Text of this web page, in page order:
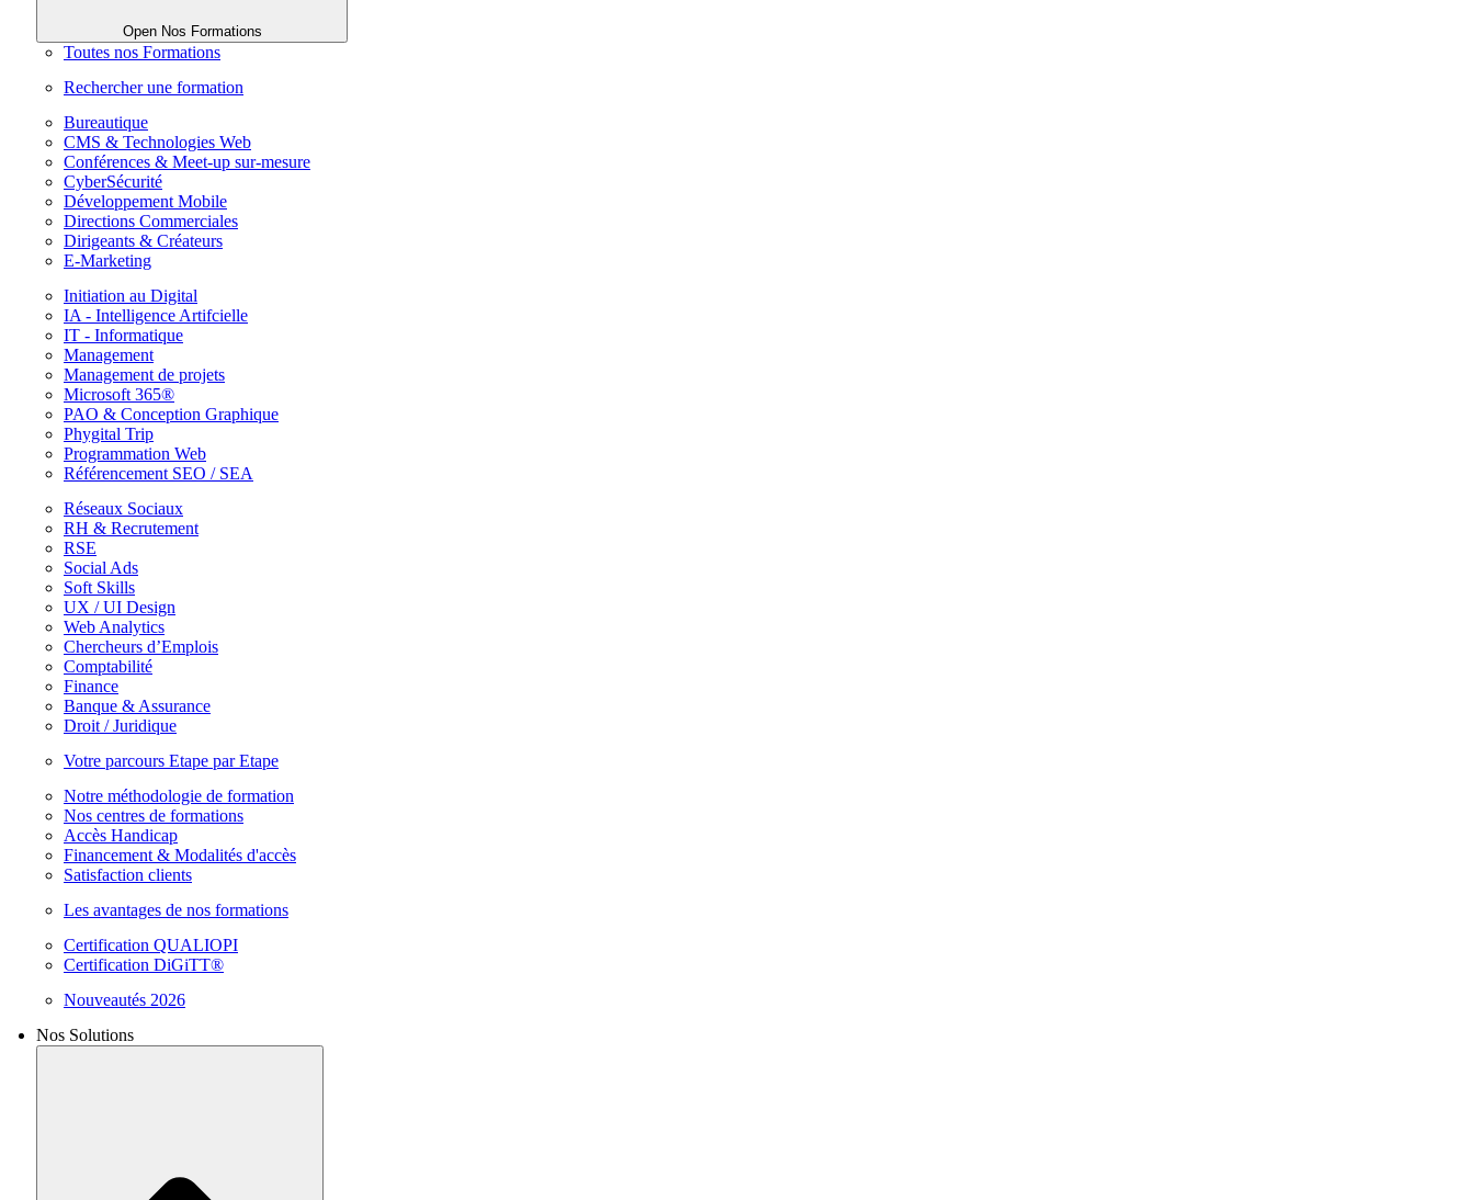
Open Nos Formations
Toutes nos Formations
Rechercher une formation
Bureautique
CMS & Technologies Web
Conférences & Meet-up sur-mesure
CyberSécurité
Développement Mobile
Directions Commerciales
Dirigeants & Créateurs
E-Marketing
Initiation au Digital
IA - Intelligence Artifcielle
IT - Informatique
Management
Management de projets
Microsoft 365®
PAO & Conception Graphique
Phygital Trip
Programmation Web
Référencement SEO / SEA
Réseaux Sociaux
RH & Recrutement
RSE
Social Ads
Soft Skills
UX / UI Design
Web Analytics
Chercheurs d’Emplois
Comptabilité
Finance
Banque & Assurance
Droit / Juridique
Votre parcours Etape par Etape
Notre méthodologie de formation
Nos centres de formations
Accès Handicap
Financement & Modalités d'accès
Satisfaction clients
Les avantages de nos formations
Certification QUALIOPI
Certification DiGiTT®
Nouveautés 2026
Nos Solutions